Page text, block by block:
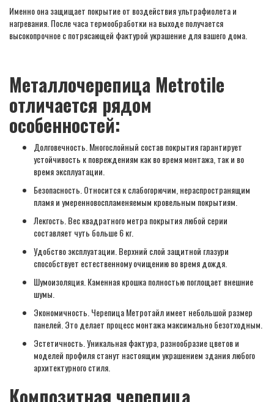
Именно она защищает покрытие от воздействия ультрафиолета и
нагревания. После часа термообработки на выходе получается
высокопрочное с потрясающей фактурой украшение для вашего дома.
Металлочерепица Metrotile
отличается рядом
особенностей:
Долговечность. Многослойный состав покрытия гарантирует
устойчивость к повреждениям как во время монтажа, так и во
время эксплуатации.
Безопасность. Относится к слабогорючим, нераспространящим
пламя и умеренновоспламеняемым кровельным покрытиям.
Лекгость. Вес квадратного метра покрытия любой серии
составляет чуть больше 6 кг.
Удобство эксплуатации. Верхний слой защитной глазури
способствует естественному очищению во время дождя.
Шумоизоляция. Каменная крошка полностью поглощает внешние
шумы.
Экономичность. Черепица Метротайл имеет небольшой размер
панелей. Это делает процесс монтажа максимально безотходным.
Эстетичность. Уникальная фактура, разнообразие цветов и
моделей профиля станут настоящим украшением здания любого
архитектурного стиля.
Композитная черепица